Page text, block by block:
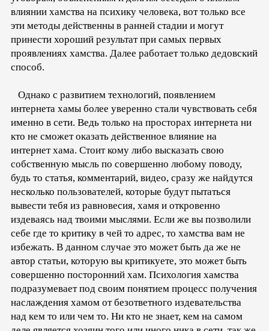
влиянии хамства на психику человека, вот только все
эти методы действенны в ранней стадии и могут
принести хороший результат при самых первых
проявлениях хамства. Далее работает только дедовский
способ.
Однако с развитием технологий, появлением
интернета хамы более уверенно стали чувствовать себя
именно в сети. Ведь только на просторах интернета ни
кто не сможет оказать действенное влияние на
интернет хама. Стоит кому либо высказать свою
собственную мысль по совершенно любому поводу,
будь то статья, комментарий, видео, сразу же найдутся
несколько пользователей, которые будут пытаться
вывести тебя из равновесия, хамя и откровенно
издеваясь над твоими мыслями. Если же вы позволили
себе где то критику в чей то адрес, то хамства вам не
избежать. В данном случае это может быть да же не
автор статьи, которую вы критикуете, это может быть
совершенно посторонний хам. Психология хамства
подразумевает под своим понятием процесс получения
наслаждения хамом от безответного издевательства
над кем то или чем то. Ни кто не знает, кем на самом